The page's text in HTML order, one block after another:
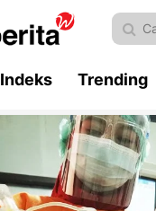
Indeks Trending